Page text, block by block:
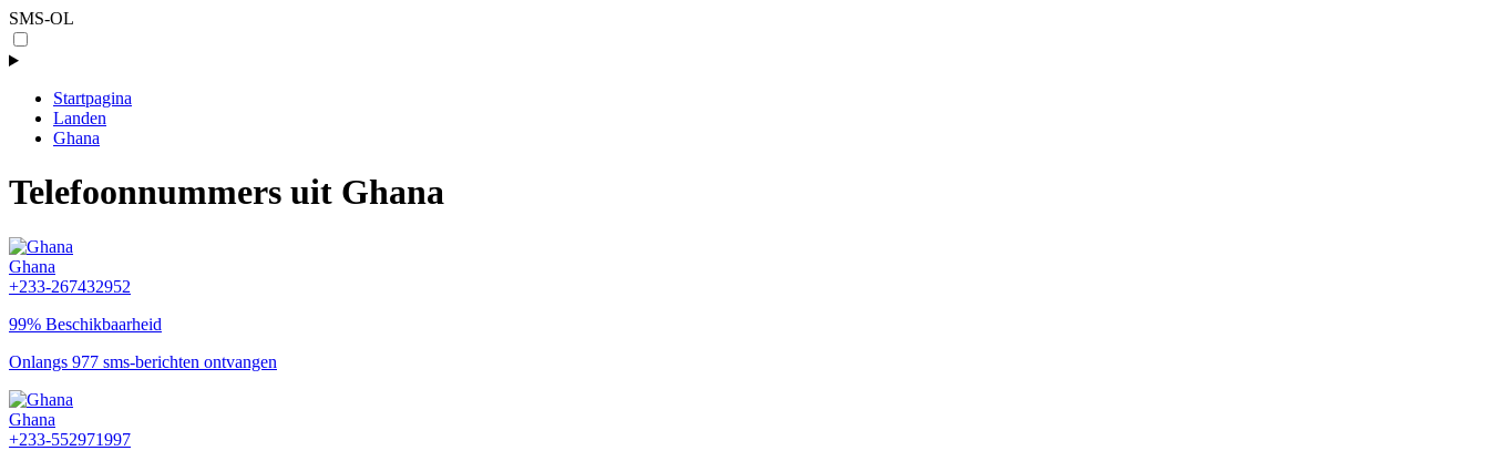
SMS-OL
Startpagina
Landen
Ghana
Telefoonnummers uit Ghana
Ghana
+233-267432952
99% Beschikbaarheid
Onlangs 977 sms-berichten ontvangen
Ghana
+233-552971997